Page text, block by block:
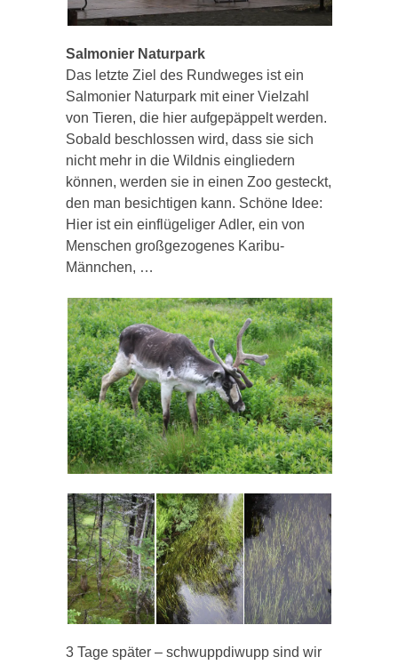
Salmonier Naturpark
Das letzte Ziel des Rundweges ist ein
Salmonier Naturpark mit einer Vielzahl
von Tieren, die hier aufgepäppelt werden.
Sobald beschlossen wird, dass sie sich
nicht mehr in die Wildnis eingliedern
können, werden sie in einen Zoo gesteckt,
den man besichtigen kann. Schöne Idee:
Hier ist ein einflügeliger Adler, ein von
Menschen großgezogenes Karibu-
Männchen, …
3 Tage später – schwuppdiwupp sind wir